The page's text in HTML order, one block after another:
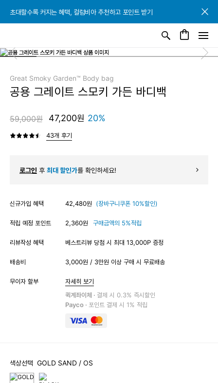
초대할수록 커지는 혜택, 컬럼비아 추천하고 포인트 받기
초대할수록 커지는 혜택, 컬럼비아 추천하고 포인트 받기
초대할수록 커지는 혜택, 컬럼비아 추천하고 포인트 받기
Great Smoky Garden™ Body bag
공용 그레이트 스모키 가든 바디백
59,000원 47,200원 20%
43개 후기
로그인 후 최대 할인가를 확인하세요!
신규가입 혜택 42,480원 (장바구니쿠폰 10%할인)
적립 예정 포인트 2,360원 구매금액의 5%적립
리뷰작성 혜택 베스트리뷰 당첨 시 최대 13,000P 증정
배송비 3,000원 / 3만원 이상 구매 시 무료배송
무이자 할부
자세히 보기
퀵계좌이체 · 결제 시 0.3% 즉시할인
Payco · 포인트 결제 시 1% 적립
색상선택 GOLD SAND / OS